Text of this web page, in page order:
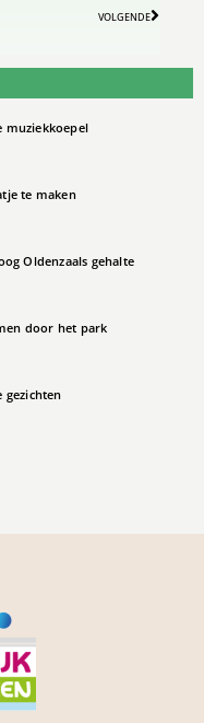
VOLGENDE
muziekkoepel
te maken
Oldenzaals gehalte
door het park